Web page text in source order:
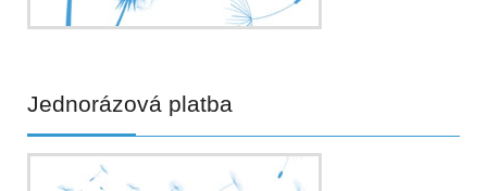
Jednorázová platba